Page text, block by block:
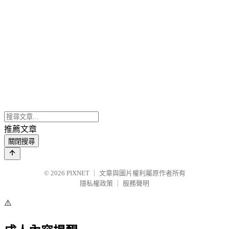
推薦文章
關閉搜尋
© 2026 PIXNET
文章與圖片權利屬原作者所有
隱私權政策
服務聲明
⚠️